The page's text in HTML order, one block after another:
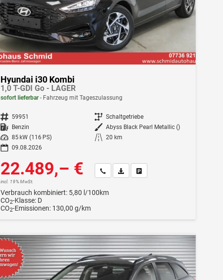
Hyundai i30 Kombi
1,0 T-GDI Go - LAGER
sofort lieferbar Fahrzeug mit Tageszulassung
Fahrzeugnr. 59951 Getriebe Schaltgetriebe
Kraftstoff Benzin Außenfarbe Abyss Black Pearl Metallic ()
Leistung
85 kW (116 PS) Kilometerstand 20 km
09.08.2026
22.489,– €
incl. 19% MwSt.
Wir rufen Sie an
Fahrzeugexposé (PDF)
Fahrzeug parken
Verbrauch kombiniert: 5,80 l/100km
CO2-Klasse: D
CO2-Emissionen: 130,00 g/km